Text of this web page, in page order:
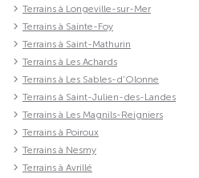
Terrains à Longeville-sur-Mer
Terrains à Sainte-Foy
Terrains à Saint-Mathurin
Terrains à Les Achards
Terrains à Les Sables-d'Olonne
Terrains à Saint-Julien-des-Landes
Terrains à Les Magnils-Reigniers
Terrains à Poiroux
Terrains à Nesmy
Terrains à Avrillé